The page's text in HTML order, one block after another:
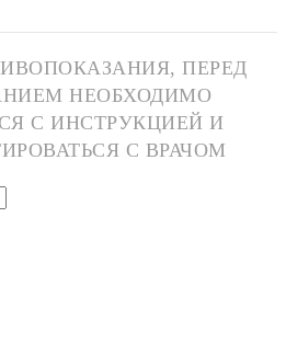
ПЕРЕД
НЕОБХОДИМО
С ИНСТРУКЦИЕЙ И
С ВРАЧОМ